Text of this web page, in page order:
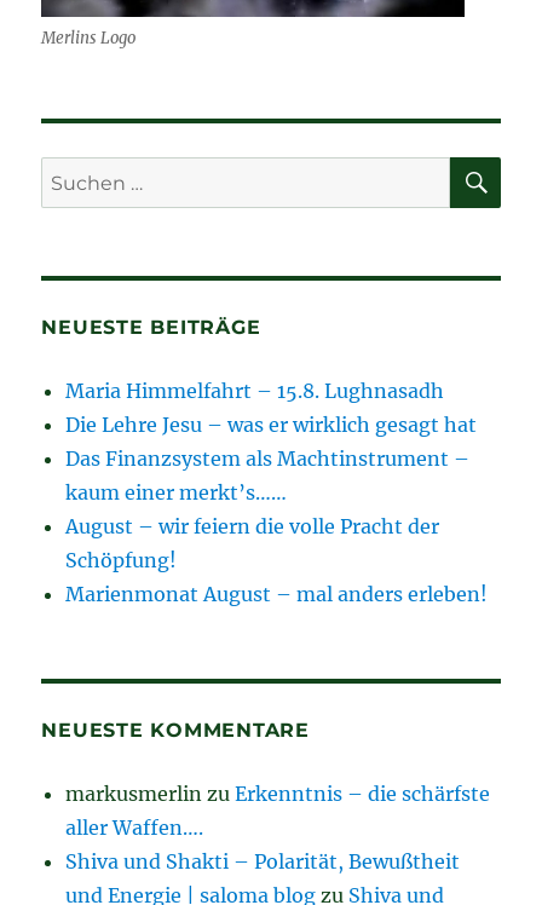
Merlins Logo
Suchen
nach:
NEUESTE BEITRÄGE
Maria Himmelfahrt – 15.8. Lughnasadh
Die Lehre Jesu – was er wirklich gesagt hat
Das Finanzsystem als Machtinstrument –
kaum einer merkt’s……
August – wir feiern die volle Pracht der
Schöpfung!
Marienmonat August – mal anders erleben!
NEUESTE KOMMENTARE
markusmerlin zuErkenntnis – die schärfste
aller Waffen….
Shiva und Shakti – Polarität, Bewußtheit
und Energie | saloma blog zu Shiva und